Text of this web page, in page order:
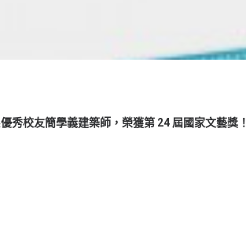
秀校友簡學義建築師，榮獲第 24 屆國家文藝獎！